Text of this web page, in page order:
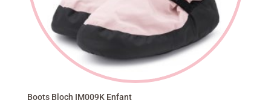
Boots Bloch IM009K Enfant